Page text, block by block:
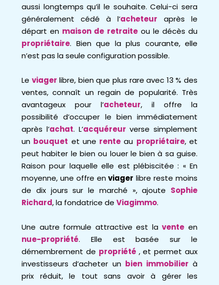
aussi longtemps qu’il le souhaite. Celui-ci sera
généralement cédé à l’acheteur après le
départ en maison de retraiteou le décès du
propriétaire. Bien que la plus courante, elle
n’est pas la seule configuration possible.
Le viager libre, bien que plus rare avec 13 % des
ventes, connaît un regain de popularité. Très
avantageux pour l’acheteur, il offre la
possibilité d’occuper le bien immédiatement
après l’achat. L’acquéreur verse simplement
un bouquet et une rente au propriétaire, et
peut habiter le bien ou louer le bien à sa guise.
Raison pour laquelle elle est plébiscitée : « En
moyenne, une offre enviager libre reste moins
de dix jours sur le marché », ajoute Sophie
Richard, la fondatrice de Viagimmo.
Une autre formule attractive est lavente en
nue-propriété. Elle est basée sur le
démembrement de propriété , et permet aux
investisseurs d’acheter un bien immobilier à
prix réduit, le tout sans avoir à gérer les